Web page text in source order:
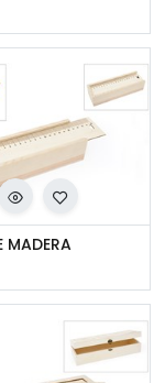
MADERA